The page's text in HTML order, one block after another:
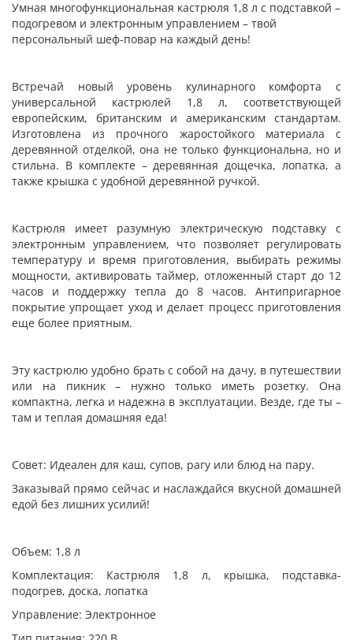
Умная многофункциональная кастрюля 1,8 л с подставкой –
подогревом и электронным управлением – твой
персональный шеф-повар на каждый день!
Встречай новый уровень кулинарного комфорта с
универсальной кастрюлей 1,8 л, соответствующей
европейским, британским и американским стандартам.
Изготовлена ​​из прочного жаростойкого материала с
деревянной отделкой, она не только функциональна, но и
стильна. В комплекте – деревянная дощечка, лопатка, а
также крышка с удобной деревянной ручкой.
Кастрюля имеет разумную электрическую подставку с
электронным управлением, что позволяет регулировать
температуру и время приготовления, выбирать режимы
мощности, активировать таймер, отложенный старт до 12
часов и поддержку тепла до 8 часов. Антипригарное
покрытие упрощает уход и делает процесс приготовления
еще более приятным.
Эту кастрюлю удобно брать с собой на дачу, в путешествии
или на пикник – нужно только иметь розетку. Она
компактна, легка и надежна в эксплуатации. Везде, где ты –
там и теплая домашняя еда!
Совет: Идеален для каш, супов, рагу или блюд на пару.
Заказывай прямо сейчас и наслаждайся вкусной домашней
едой без лишних усилий!
Объем: 1,8 л
Комплектация: Кастрюля 1,8 л, крышка, подставка-
подогрев, доска, лопатка
Управление: Электронное